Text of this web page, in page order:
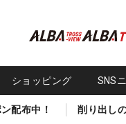
ショッピング SNS
配布中！ 削り出し